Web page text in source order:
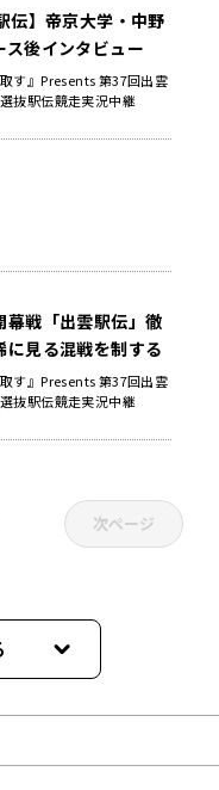
伝】帝京大学・中野
後インタビュー
取す』Presents 第37回出雲
抜駅伝競走実況中継
幕戦「出雲駅伝」徹
見る混戦を制する
取す』Presents 第37回出雲
抜駅伝競走実況中継
次ページ